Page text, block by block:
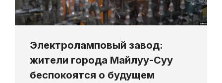
Электроламповый завод:
жители города Майлуу-Суу
беспокоятся о будущем